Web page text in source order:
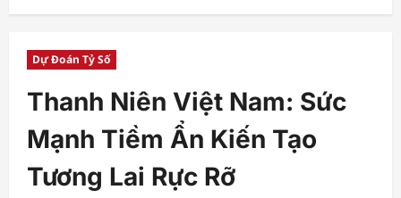
Dự Đoán Tỷ Số
Thanh Niên Việt Nam: Sức
Mạnh Tiềm Ẩn Kiến Tạo
Tương Lai Rực Rỡ